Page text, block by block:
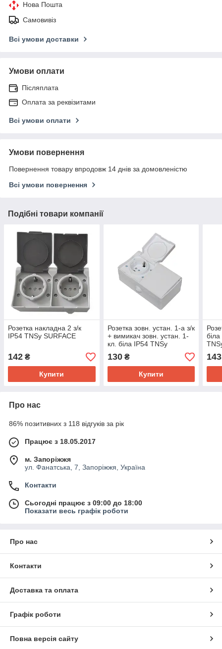
Нова Пошта
Самовивіз
Всі умови доставки
Умови оплати
Післяплата
Оплата за реквізитами
Всі умови оплати
Умови повернення
Повернення товару впродовж 14 днів за домовленістю
Всі умови повернення
Подібні товари компанії
Розетка накладна 2 з/к
IP54 TNSy SURFACE
142 ₴
Купити
Розетка зовн. устан. 1-а з/к
+ вимикач зовн. устан. 1-
кл. біла IP54 TNSy
SURFACE TNSy
130₴
Купити
143
Про нас
86% позитивних з 118 відгуків за рік
Працює з 18.05.2017
м. Запоріжжя
ул. Фанатська, 7, Запоріжжя, Україна
Контакти
Сьогодні працює з 09:00 до 18:00
Показати весь графік роботи
Про нас
Контакти
Доставка та оплата
Графік роботи
Повна версія сайту